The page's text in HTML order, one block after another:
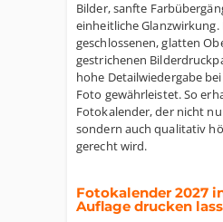
Bilder, sanfte
einheitliche Glanzwirkung.
geschlossenen, glatten
gestrichenen
hohe Detailwiedergabe
Foto gewährleistet. So
Fotokalender, der nicht
sondern auch qualitativ
gerecht wird.
Fotokalender 2027
Auflage drucken